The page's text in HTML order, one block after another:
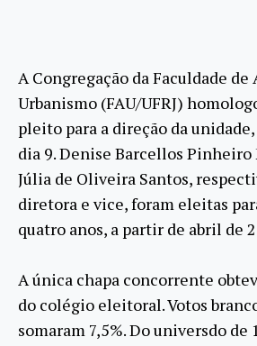
A Congregação da Faculdade
Urbanismo (FAU/UFRJ)
pleito para a direção da
dia 9. Denise Barcellos Pinheiro
Júlia de Oliveira Santos,
diretora e vice, foram eleitas
quatro anos, a partir de abril de
A única chapa concorrente
do colégio eleitoral. Votos
somaram 7,5%. Do universdo de